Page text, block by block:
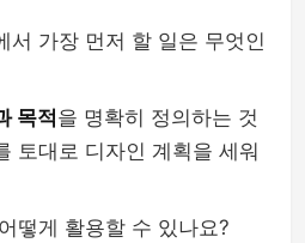
서 가장 먼저 할 일은 무엇인
목적을 명확히 정의하는 것
토대로 디자인 계획을 세워
떻게 활용할 수 있나요?